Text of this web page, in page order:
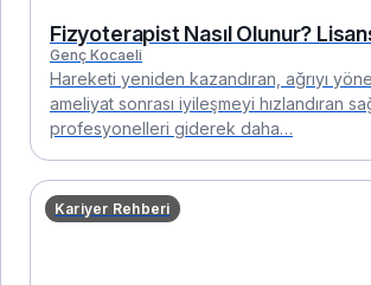
Fizyoterapist Nasıl Olunur?
Genç Kocaeli
Hareketi yeniden kazandıran, ağrıyı
ameliyat sonrası iyileşmeyi hızlandıran
profesyonelleri giderek daha…
Kariyer Rehberi